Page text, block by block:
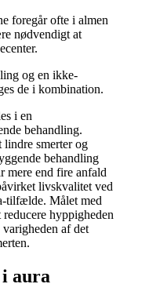
foregår ofte i almen
nødvendigt at
og en ikke-
de i kombination.
i en
behandling.
lindre smerter og
behandling
mere end fire anfald
livskvalitet ved
tilfælde. Målet med
hyppigheden
varigheden af det
aura